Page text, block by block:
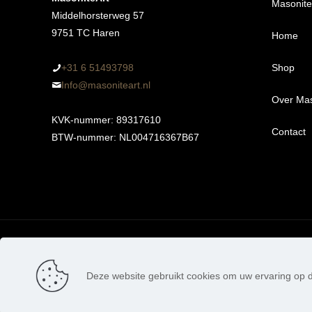
Middelhorsterweg 57
9751 TC Haren
+31 6 51493798‬
Info@masoniteart.nl
KVK-nummer: 89317610
BTW-nummer: NL004716367B67
Home
Shop
Alle
Over
Contact
Deze website gebruikt cookies om uw ervaring